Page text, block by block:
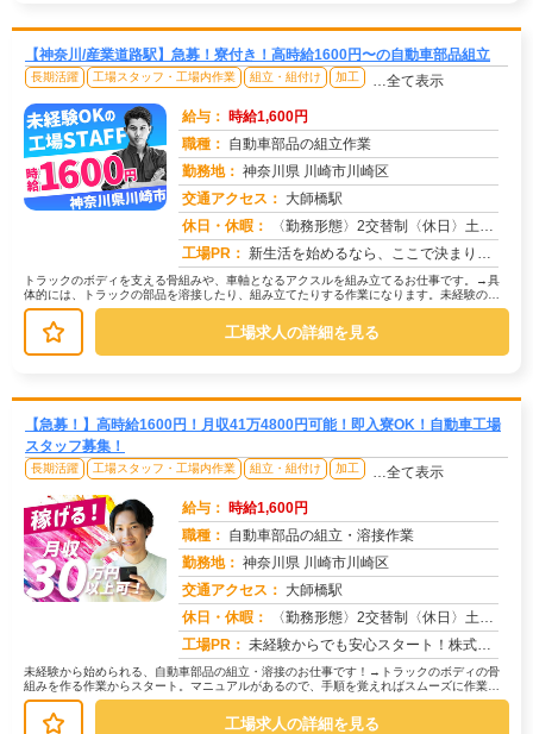
【神奈川/産業道路駅】急募！寮付き！高時給1600円〜の自動車部品組立
長期活躍 工場スタッフ・工場内作業 組立・組付け 加工 …全て表示
給与： 時給1,600円
職種： 自動車部品の組立作業
勤務地： 神奈川県 川崎市川崎区
交通アクセス： 大師橋駅
休日・休暇：
〈勤務形態〉2交替制〈休日〉土日(週休２日制)★ＧＷ★夏季休暇★冬季休暇★年末年始
工場PR： 新生活を始めるなら、ここで決まり！→初期費用0円の家具付き個室寮をご用意！テレビ、エアコン、冷蔵庫など生活に必要な...
トラックのボディを支える骨組みや、車軸となるアクスルを組み立てるお仕事です。→具
体的には、トラックの部品を溶接したり、組み立てたりする作業になります。未経験の方
でも安心して始められるよう、研修制...
工場求人の詳細を見る
【急募！】高時給1600円！月収41万4800円可能！即入寮OK！自動車工場
スタッフ募集！
長期活躍 工場スタッフ・工場内作業 組立・組付け 加工 …全て表示
給与： 時給1,600円
職種： 自動車部品の組立・溶接作業
勤務地： 神奈川県 川崎市川崎区
交通アクセス： 大師橋駅
休日・休暇：
〈勤務形態〉2交替制〈休日〉土日(週休２日制)★ＧＷ★夏季休暇★冬季休暇★年末年始
工場PR： 未経験からでも安心スタート！株式会社京栄センターで新しい一歩を踏み出してみませんか？→ 経験や資格は一切不問です！...
未経験から始められる、自動車部品の組立・溶接のお仕事です！→トラックのボディの骨
組みを作る作業からスタート。マニュアルがあるので、手順を覚えればスムーズに作業で
きます。→次に、トラックのアクスル...
工場求人の詳細を見る